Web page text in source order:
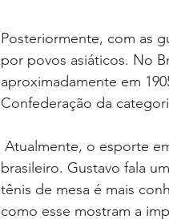
Posteriormente, com as
por povos asiáticos. No
aproximadamente em
Confederação da
brasileiro. Gustavo fala
tênis de mesa é mais
como esse mostram a